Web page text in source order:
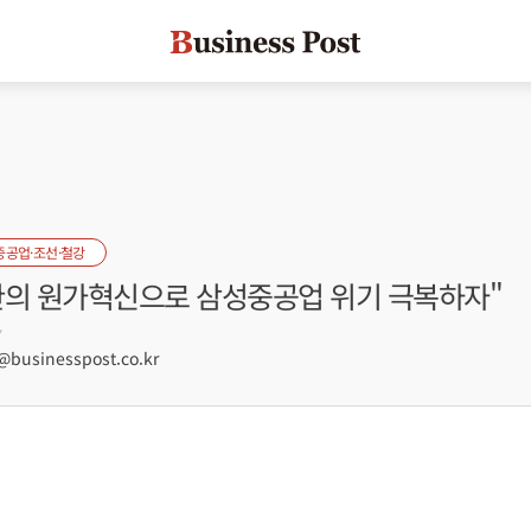
공업·조선·철강
원가혁신으로 삼성중공업 위기 극복하자"